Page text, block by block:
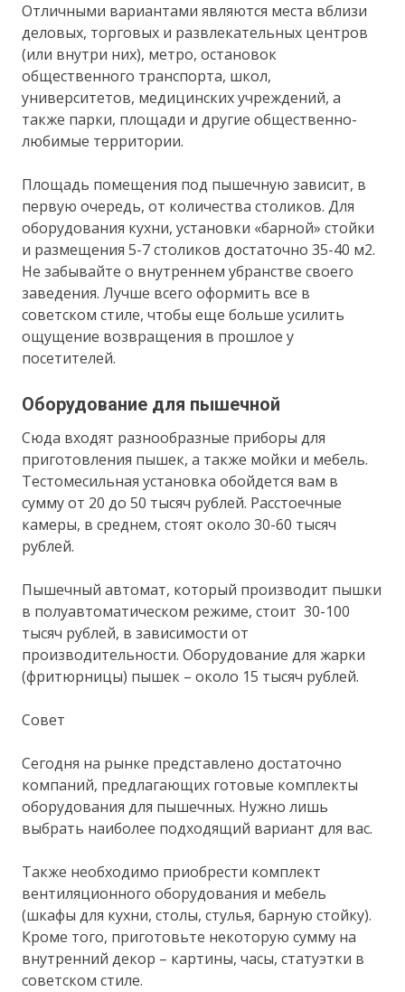
Отличными вариантами являются места вблизи
деловых, торговых и развлекательных центров
(или внутри них), метро, остановок
общественного транспорта, школ,
университетов, медицинских учреждений, а
также парки, площади и другие общественно-
любимые территории.
Площадь помещения под пышечную зависит, в
первую очередь, от количества столиков. Для
оборудования кухни, установки «барной» стойки
и размещения 5-7 столиков достаточно 35-40 м2.
Не забывайте о внутреннем убранстве своего
заведения. Лучше всего оформить все в
советском стиле, чтобы еще больше усилить
ощущение возвращения в прошлое у
посетителей.
Оборудование для пышечной
Сюда входят разнообразные приборы для
приготовления пышек, а также мойки и мебель.
Тестомесильная установка обойдется вам в
сумму от 20 до 50 тысяч рублей. Расстоечные
камеры, в среднем, стоят около 30-60 тысяч
рублей.
Пышечный автомат, который производит пышки
в полуавтоматическом режиме, стоит 30-100
тысяч рублей, в зависимости от
производительности. Оборудование для жарки
(фритюрницы) пышек – около 15 тысяч рублей.
Совет
Сегодня на рынке представлено достаточно
компаний, предлагающих готовые комплекты
оборудования для пышечных. Нужно лишь
выбрать наиболее подходящий вариант для вас.
Также необходимо приобрести комплект
вентиляционного оборудования и мебель
(шкафы для кухни, столы, стулья, барную стойку).
Кроме того, приготовьте некоторую сумму на
внутренний декор – картины, часы, статуэтки в
советском стиле.